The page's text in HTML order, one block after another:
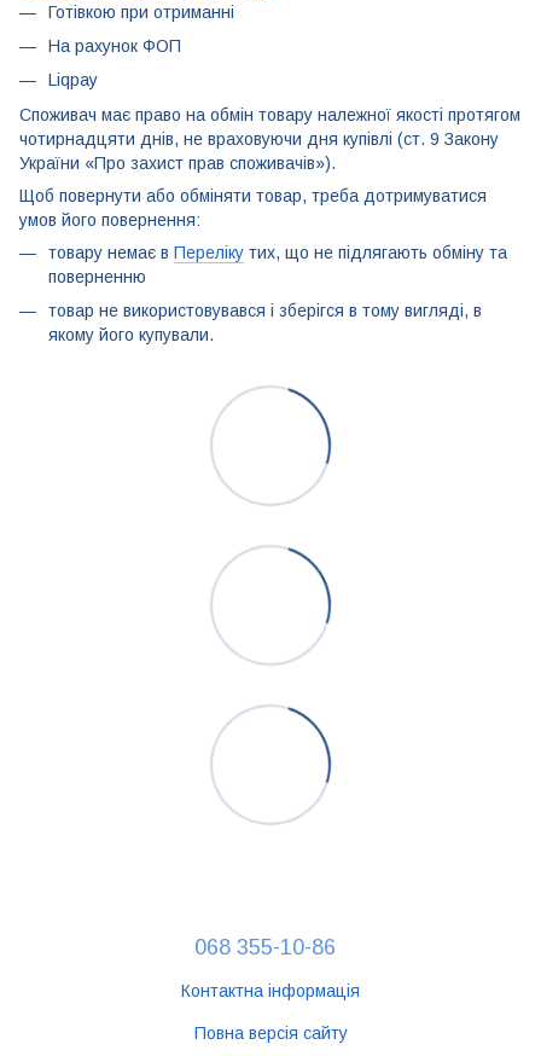
Готівкою при отриманні
На рахунок ФОП
Liqpay
Споживач має право на обмін товару належної якості протягом
чотирнадцяти днів, не враховуючи дня купівлі (ст. 9 Закону
України «Про захист прав споживачів»).
Щоб повернути або обміняти товар, треба дотримуватися
умов його повернення:
товару немає в Переліку тих, що не підлягають обміну та
поверненню
товар не використовувався і зберігся в тому вигляді, в
якому його купували.
068 355-10-86
Контактна інформація
Повна версія сайту